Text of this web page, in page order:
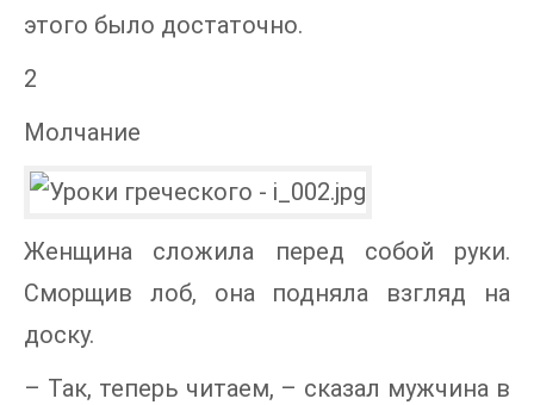
этого было достаточно.
2
Молчание
Женщина сложила перед собой руки.
Сморщив лоб, она подняла взгляд на
доску.
– Так, теперь читаем, – сказал мужчина в